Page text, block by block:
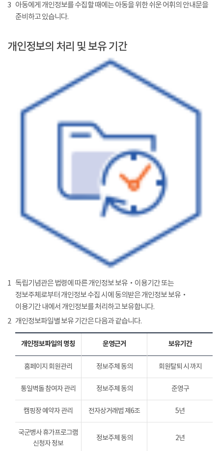
3 아동에게 개인정보를 수집할 때에는 아동을 위한 쉬운 어휘의 안내문을
준비하고 있습니다.
개인정보의 처리 및 보유 기간
1 독립기념관은 법령에 따른 개인정보 보유‧이용기간 또는
정보주체로부터 개인정보 수집 시에 동의받은 개인정보 보유‧
이용기간 내에서 개인정보를 처리하고 보유합니다.
2 개인정보파일별 보유 기간은 다음과 같습니다.
개인정보파일의 명칭 운영근거 보유기간
홈페이지 회원관리 정보주체 동의 회원탈퇴 시 까지
통일벽돌 참여자 관리 정보주체 동의 준영구
캠핑장 예약자 관리 전자상거래법 제6조 5년
국군병사 휴가프로그램
신청자 정보
정보주체 동의 2년